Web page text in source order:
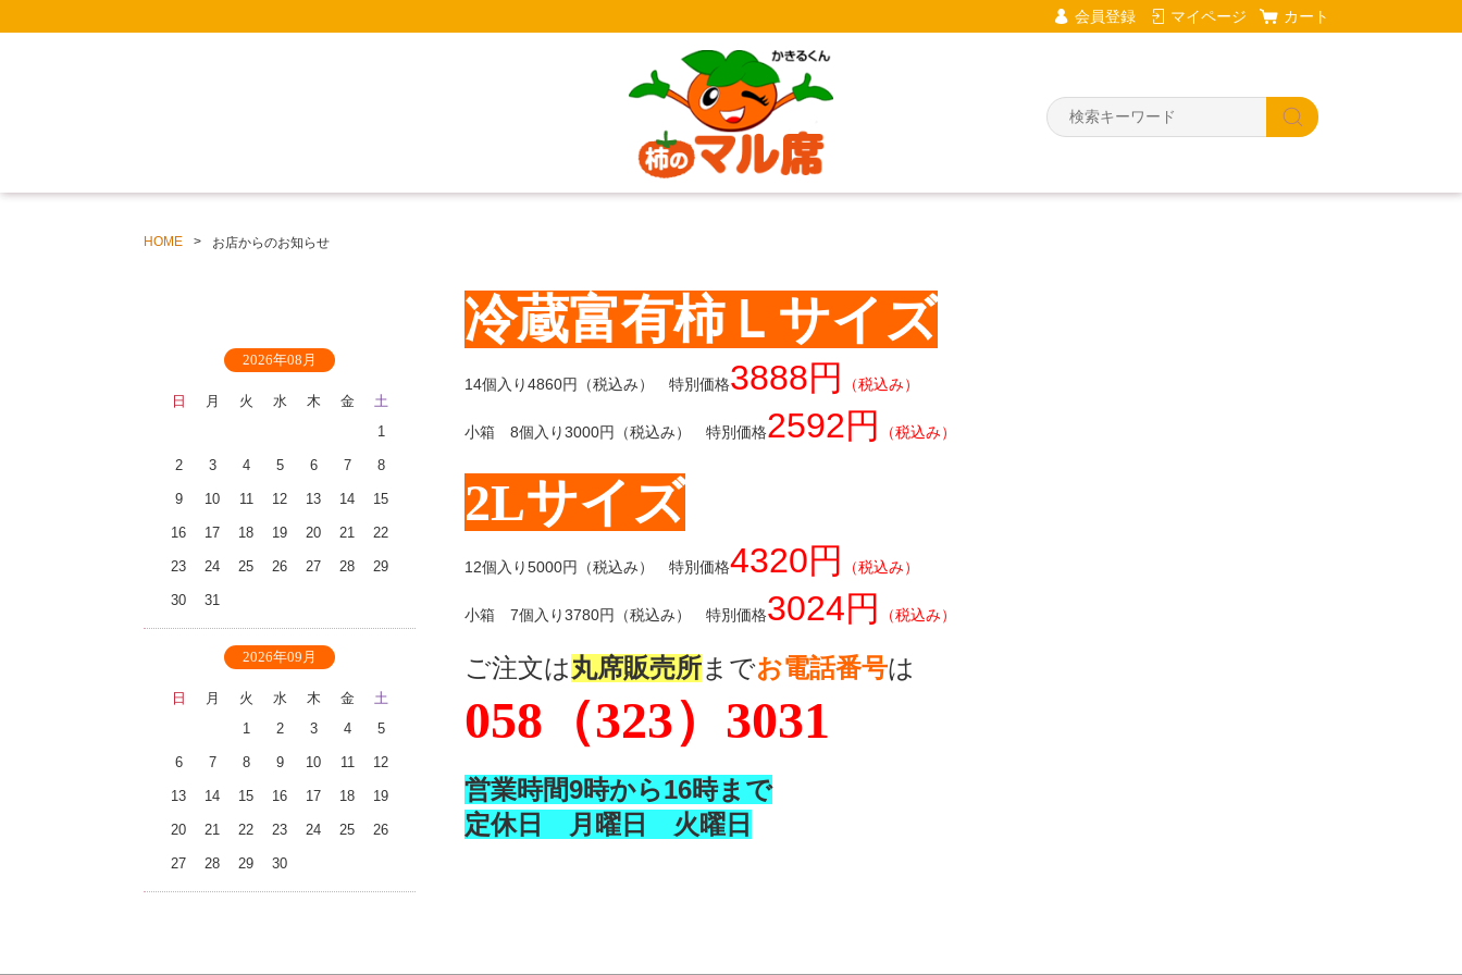
会員登録 マイページ カート
HOME お店からのお知らせ
冷蔵富有柿Ｌサイズ
14個入り4860円（税込み） 特別価格3888円 （税込み）
小箱 8個入り3000円（税込み） 特別価格2592円 （税込み）
2Lサイズ
12個入り5000円（税込み） 特別価格4320円 （税込み）
小箱 7個入り3780円（税込み） 特別価格3024円 （税込み）
ご注文は丸席販売所までお電話番号は
058（323）3031
営業時間9時から16時まで
定休日 月曜日 火曜日
2026年08月
日 月 火 水 木 金
土
1
2 3 4 5 6 7 8
9 10 11 12 13 14 15
16 17 18 19 20 21 22
23 24 25 26 27 28 29
30 31
2026年09月
日 月 火 水 木 金
土
1
2 3 4 5
6 7 8 9 10 11 12
13 14 15 16 17 18 19
20 21 22 23 24 25 26
27 28 29 30